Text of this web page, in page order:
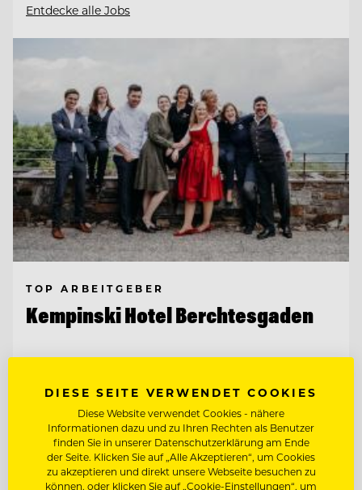
Entdecke alle Jobs
TOP ARBEITGEBER
Kempinski Hotel Berchtesgaden
CHEF DE RANG IM PUR 2* (M/W/D)
COMMIS DE RANG (M/W/D)
DIESE SEITE VERWENDET COOKIES
Diese Website verwendet Cookies - nähere
Informationen dazu und zu Ihren Rechten als Benutzer
finden Sie in unserer Datenschutzerklärung am Ende
der Seite. Klicken Sie auf „Alle Akzeptieren“, um Cookies
zu akzeptieren und direkt unsere Webseite besuchen zu
können, oder klicken Sie auf „Cookie-Einstellungen“, um